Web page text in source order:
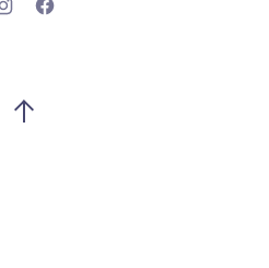
Νέο παράθυρο
Νέο παράθυρο